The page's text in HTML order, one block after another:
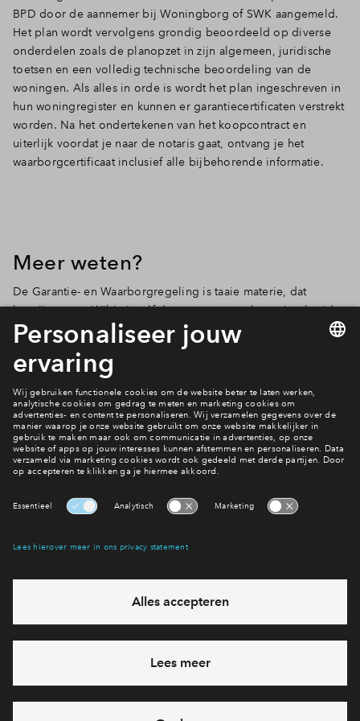
BPD door de aannemer bij Woningborg of SWK aangemeld.
Het plan wordt vervolgens grondig beoordeeld op diverse
onderdelen zoals de planopzet in zijn algemeen, juridische
toetsen en een volledig technische beoordeling van de
woningen. Als alles in orde is wordt het plan ingeschreven in
hun woningregister en kunnen er garantiecertificaten verstrekt
worden. Na het ondertekenen van het koopcontract en
uiterlijk voordat je naar de notaris gaat, ontvang je het
waarborgcertificaat inclusief alle bijbehorende informatie.
Meer weten?
De Garantie- en Waarborgregeling is taaie materie, dat
begrijpen we. Wil je jezelf daarom nog een keer uitgebreid
en op je gemak inlezen? Ga dan naar de website van
Woningborg. Ook tussen de downloads van jouw favoriete
type kun je alle relevante informatie vinden over de garantie
Lees meer over financieren
eventuele projecten
Ja, ik wil mij aanmelden
Heb je een vraag en wil je direct antwoord? Bel ons op088 -
712 28 46